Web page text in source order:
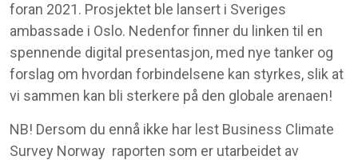
foran 2021. Prosjektet ble lansert i Sveriges
ambassade i Oslo. Nedenfor finner du linken til en
spennende digital presentasjon, med nye tanker og
forslag om hvordan forbindelsene kan styrkes, slik at
vi sammen kan bli sterkere på den globale arenaen!
NB! Dersom du ennå ikke har lest Business Climate
Survey Norway raporten som er utarbeidet av